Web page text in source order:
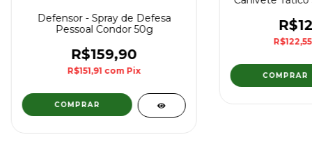
Defensor - Spray de Defesa
Pessoal Condor 50g
R$159,90
R$151,91 com Pix